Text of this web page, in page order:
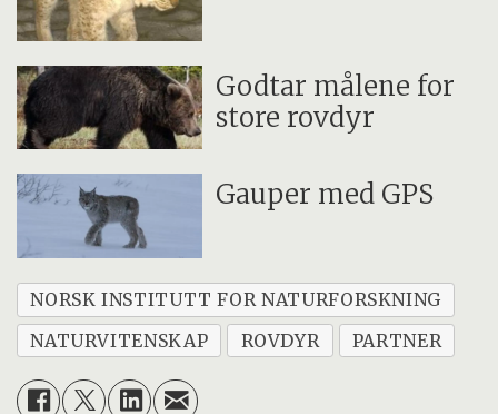
Godtar målene for
store rovdyr
Gauper med GPS
NORSK INSTITUTT FOR NATURFORSKNING
NATURVITENSKAP
ROVDYR PARTNER